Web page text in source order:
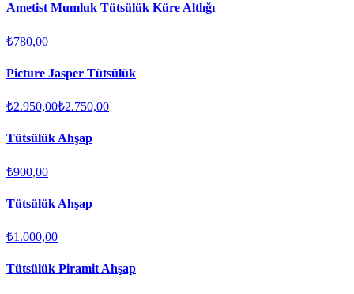
Ametist Mumluk Tütsülük Küre Altlığı
₺780,00
Picture Jasper Tütsülük
₺2.950,00₺2.750,00
Tütsülük Ahşap
₺900,00
Tütsülük Ahşap
₺1.000,00
Tütsülük Piramit Ahşap